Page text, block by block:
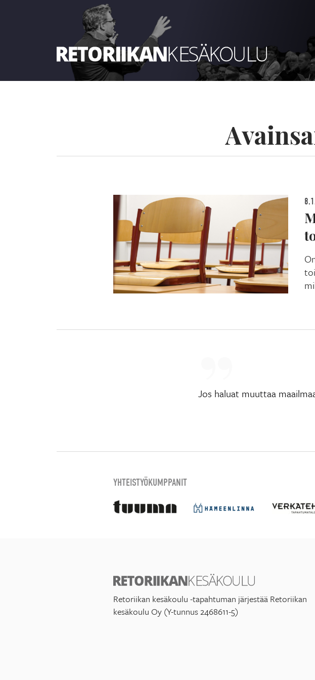
Jos haluat muuttaa
YHTEISTYÖKUMPPANIT
Retoriikan kesäkoulu -tapahtuman järjestää Retoriikan
kesäkoulu Oy (Y-tunnus 2468611-5)